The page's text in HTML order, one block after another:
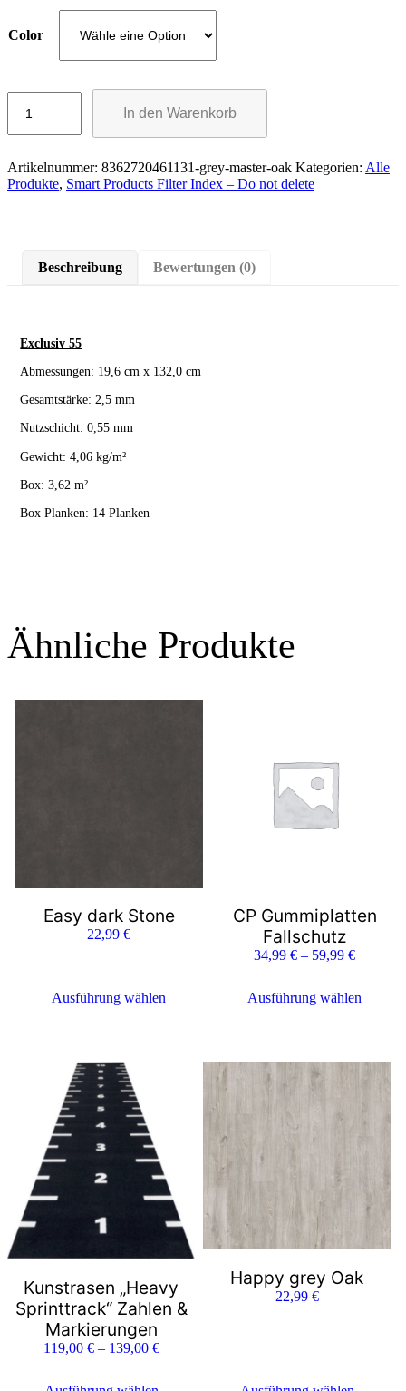
Color
In den Warenkorb
Artikelnummer: 8362720461131-grey-master-oak Kategorien: Alle
Produkte, Smart Products Filter Index – Do not delete
Beschreibung Bewertungen (0)
Exclusiv 55
Abmessungen: 19,6 cm x 132,0 cm
Gesamtstärke: 2,5 mm
Nutzschicht: 0,55 mm
Gewicht: 4,06 kg/m²
Box: 3,62 m²
Box Planken: 14 Planken
Ähnliche Produkte
Easy dark Stone
22,99€
Ausführung wählen
CP Gummiplatten
Fallschutz
34,99€ – 59,99€
Ausführung wählen
Kunstrasen „Heavy
Sprinttrack“ Zahlen &
Markierungen
119,00 €– 139,00 €
Happy grey Oak
22,99 €